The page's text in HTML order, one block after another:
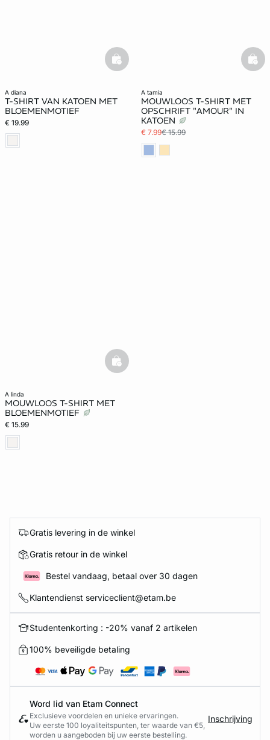
a diana
T-SHIRT VAN KATOEN MET
BLOEMENMOTIEF
€ 19.99
basketfull
a tamia
MOUWLOOS T-SHIRT MET
OPSCHRIFT "AMOUR" IN
KATOEN
€ 7.99€ 15.99
a linda
MOUWLOOS T-SHIRT MET
BLOEMENMOTIEF
€ 15.99
basketfull
Gratis levering in de winkel
Gratis retour in de winkel
Bestel vandaag, betaal over 30 dagen
Klantendienst serviceclient@etam.be
Studentenkorting : -20% vanaf 2 artikelen
100% beveiligde betaling
Word lid van Etam Connect
Exclusieve voordelen en unieke ervaringen.
Uw eerste 100 loyaliteitspunten, ter waarde van €5,
worden u aangeboden bij uw eerste bestelling.
Inschrijving